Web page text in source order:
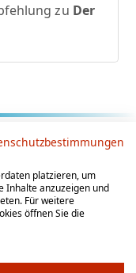
zu Der
Impressum
platzieren, um
Inhalte anzuzeigen und
Für weitere
öffnen Sie die